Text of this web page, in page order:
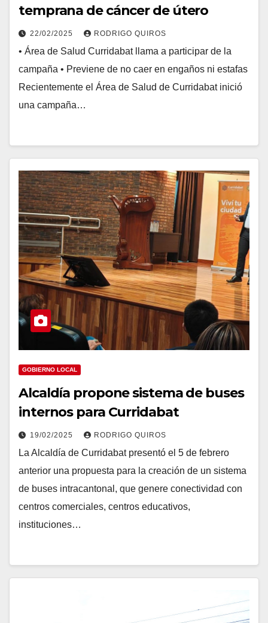
temprana de cáncer de útero
22/02/2025 RODRIGO QUIROS
• Área de Salud Curridabat llama a participar de la
campaña • Previene de no caer en engaños ni estafas
Recientemente el Área de Salud de Curridabat inició
una campaña…
GOBIERNO LOCAL
Alcaldía propone sistema de buses
internos para Curridabat
19/02/2025 RODRIGO QUIROS
La Alcaldía de Curridabat presentó el 5 de febrero
anterior una propuesta para la creación de un sistema
de buses intracantonal, que genere conectividad con
centros comerciales, centros educativos,
instituciones…